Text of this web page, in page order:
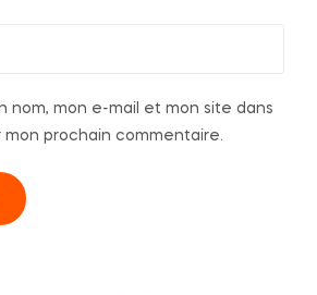
nom, mon e-mail et mon site dans
mon prochain commentaire.